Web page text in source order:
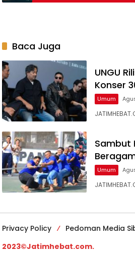
Baca Juga
UNGU
Konser
Umum
Sambut
Umum
Privacy Policy Pedoman Media
2023©Jatimhebat.com.